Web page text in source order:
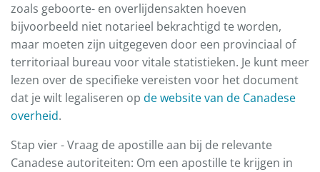
zoals geboorte- en overlijdensakten hoeven
bijvoorbeeld niet notarieel bekrachtigd te worden,
maar moeten zijn uitgegeven door een provinciaal of
territoriaal bureau voor vitale statistieken. Je kunt meer
lezen over de specifieke vereisten voor het document
dat je wilt legaliseren op de website van de Canadese
overheid.
Stap vier - Vraag de apostille aan bij de relevante
Canadese autoriteiten: Om een apostille te krijgen in